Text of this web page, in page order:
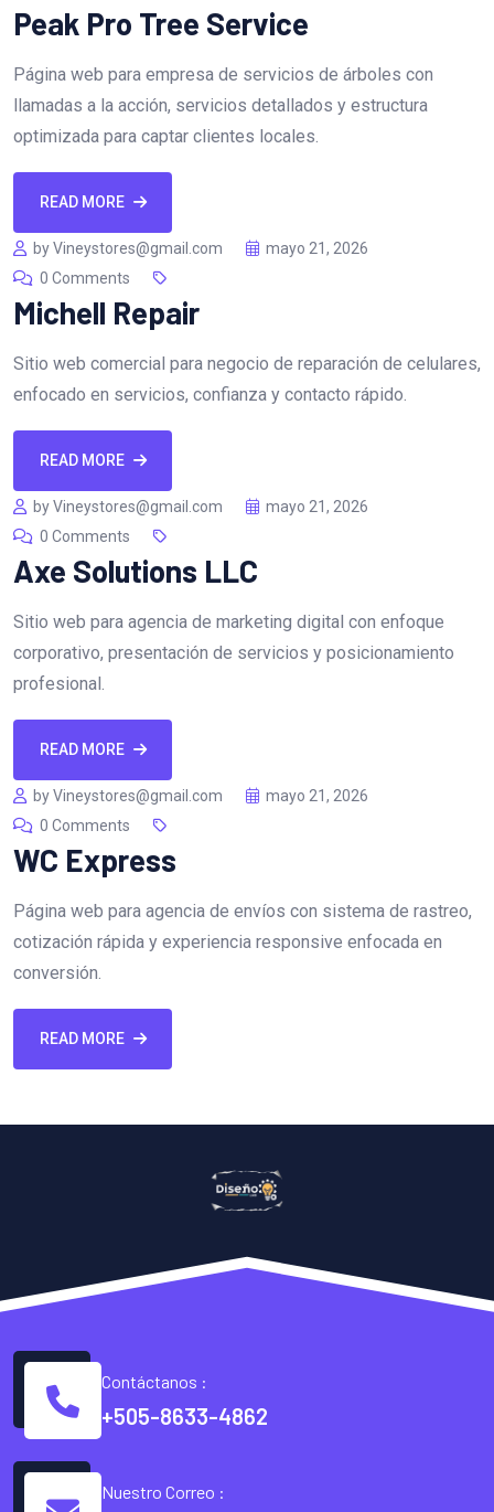
Peak Pro Tree Service
Página web para empresa de servicios de árboles con
llamadas a la acción, servicios detallados y estructura
optimizada para captar clientes locales.
READ MORE
by Vineystores@gmail.com
mayo 21, 2026
0 Comments
Michell Repair
Sitio web comercial para negocio de reparación de celulares,
enfocado en servicios, confianza y contacto rápido.
READ MORE
by Vineystores@gmail.com
mayo 21, 2026
0 Comments
Axe Solutions LLC
Sitio web para agencia de marketing digital con enfoque
corporativo, presentación de servicios y posicionamiento
profesional.
READ MORE
by Vineystores@gmail.com
mayo 21, 2026
0 Comments
WC Express
Página web para agencia de envíos con sistema de rastreo,
cotización rápida y experiencia responsive enfocada en
conversión.
READ MORE
Contáctanos :
+505-8633-4862
Nuestro Correo :